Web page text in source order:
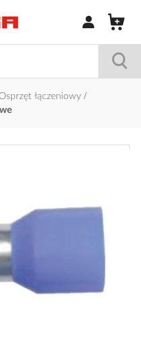
Zaloguj się /
Osprzęt łączeniowy